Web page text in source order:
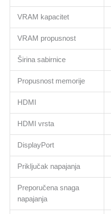
VRAM kapacitet
VRAM propusnost
Širina sabirnice
Propusnost memorije
HDMI
HDMI vrsta
DisplayPort
Priključak napajanja
Preporučena snaga
napajanja